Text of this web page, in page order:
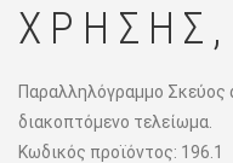
ΧΡΉΣΗΣ,
Παραλληλόγραμμο Σκεύος
διακοπτόμενο τελείωμα.
Κωδικός προϊόντος: 196.1